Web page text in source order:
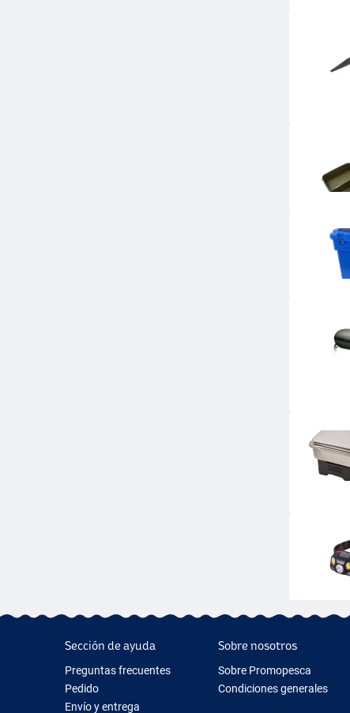
Sección de ayuda
Preguntas frecuentes
Pedido
Envío y entrega
Sobre nosotros
Sobre Promopesca
Condiciones generales